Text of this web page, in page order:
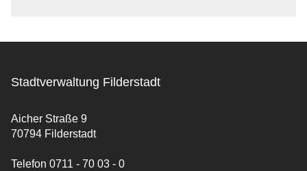
Stadtverwaltung Filderstadt
Aicher Straße 9
70794 Filderstadt
Telefon 0711 - 70 03 - 0